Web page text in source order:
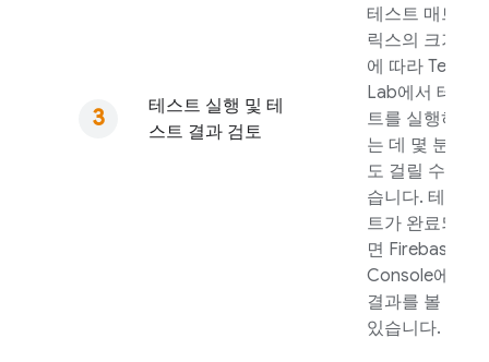
테스트 실행 및 테
스트 결과 검토
테스트 매트
릭스의 크기
에 따라 Test
Lab에서 테스
트를 실행하
는 데 몇 분 정
도 걸릴 수 있
습니다. 테스
트가 완료되
면 Firebase
Console에서
결과를 볼 수
있습니다.